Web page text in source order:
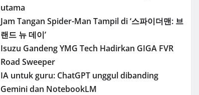
utama
Jam Tangan Spider-Man Tampil di ‘스파이더맨: 브
랜드 뉴 데이’
Isuzu Gandeng YMG Tech Hadirkan GIGA FVR
Road Sweeper
IA untuk guru: ChatGPT unggul dibanding
Gemini dan NotebookLM